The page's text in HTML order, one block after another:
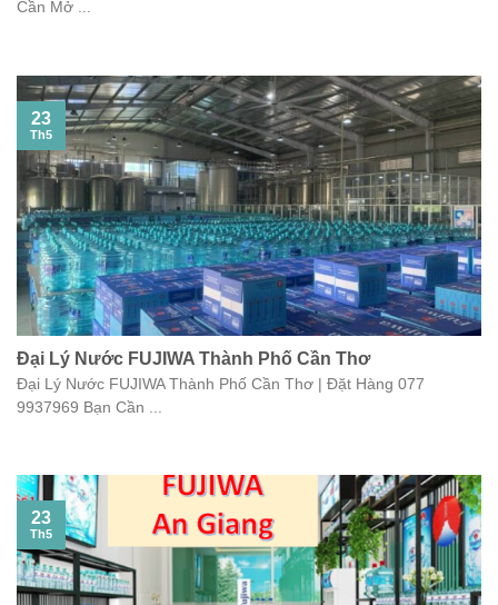
Cần Mở ...
Đại Lý Nước FUJIWA Thành Phố Cần Thơ
Đại Lý Nước FUJIWA Thành Phố Cần Thơ | Đặt Hàng 077
9937969 Bạn Cần ...
23
Th5
23
Th5